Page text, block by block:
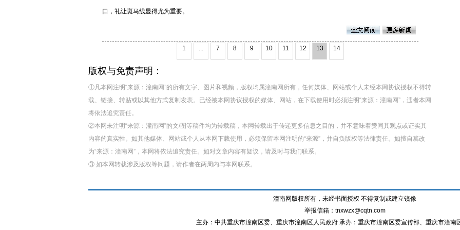
口，礼让斑马线显得尤为重要。
1 ... 7 8 9 10 11 12 13 14
版权与免责声明：
①凡本网注明“来源：潼南网”的所有文字、图片和视频，版权均属潼南网所有，任何媒体、网站或个人未经本网协议授权不得转
载、链接、转贴或以其他方式复制发表。已经被本网协议授权的媒体、网站，在下载使用时必须注明“来源：潼南网”，违者本网
将依法追究责任。
②本网未注明“来源：潼南网”的文/图等稿件均为转载稿，本网转载出于传递更多信息之目的，并不意味着赞同其观点或证实其
内容的真实性。如其他媒体、网站或个人从本网下载使用，必须保留本网注明的“来源”，并自负版权等法律责任。如擅自篡改
为“来源：潼南网”，本网将依法追究责任。如对文章内容有疑议，请及时与我们联系。
③ 如本网转载涉及版权等问题，请作者在两周内与本网联系。
潼南网版权所有，未经书面授权 不得复制或建立镜像
举报信箱：tnxwzx@cqtn.com
主办：中共重庆市潼南区委、重庆市潼南区人民政府 承办：重庆市潼南区委宣传部、重庆市潼南